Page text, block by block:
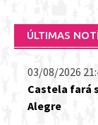
ÚLTIMAS
03/08/2026
Castela fará
Alegre